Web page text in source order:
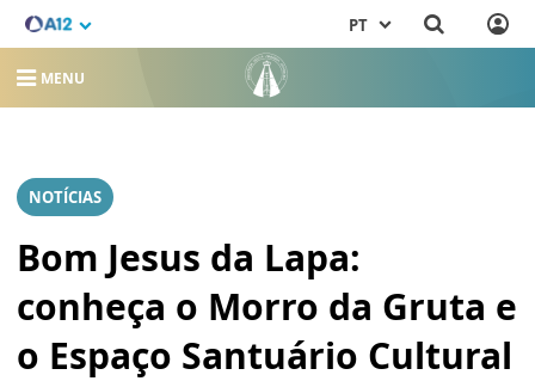
PT
MENU
NOTÍCIAS
Bom Jesus da Lapa:
conheça o Morro da Gruta e
o Espaço Santuário Cultural